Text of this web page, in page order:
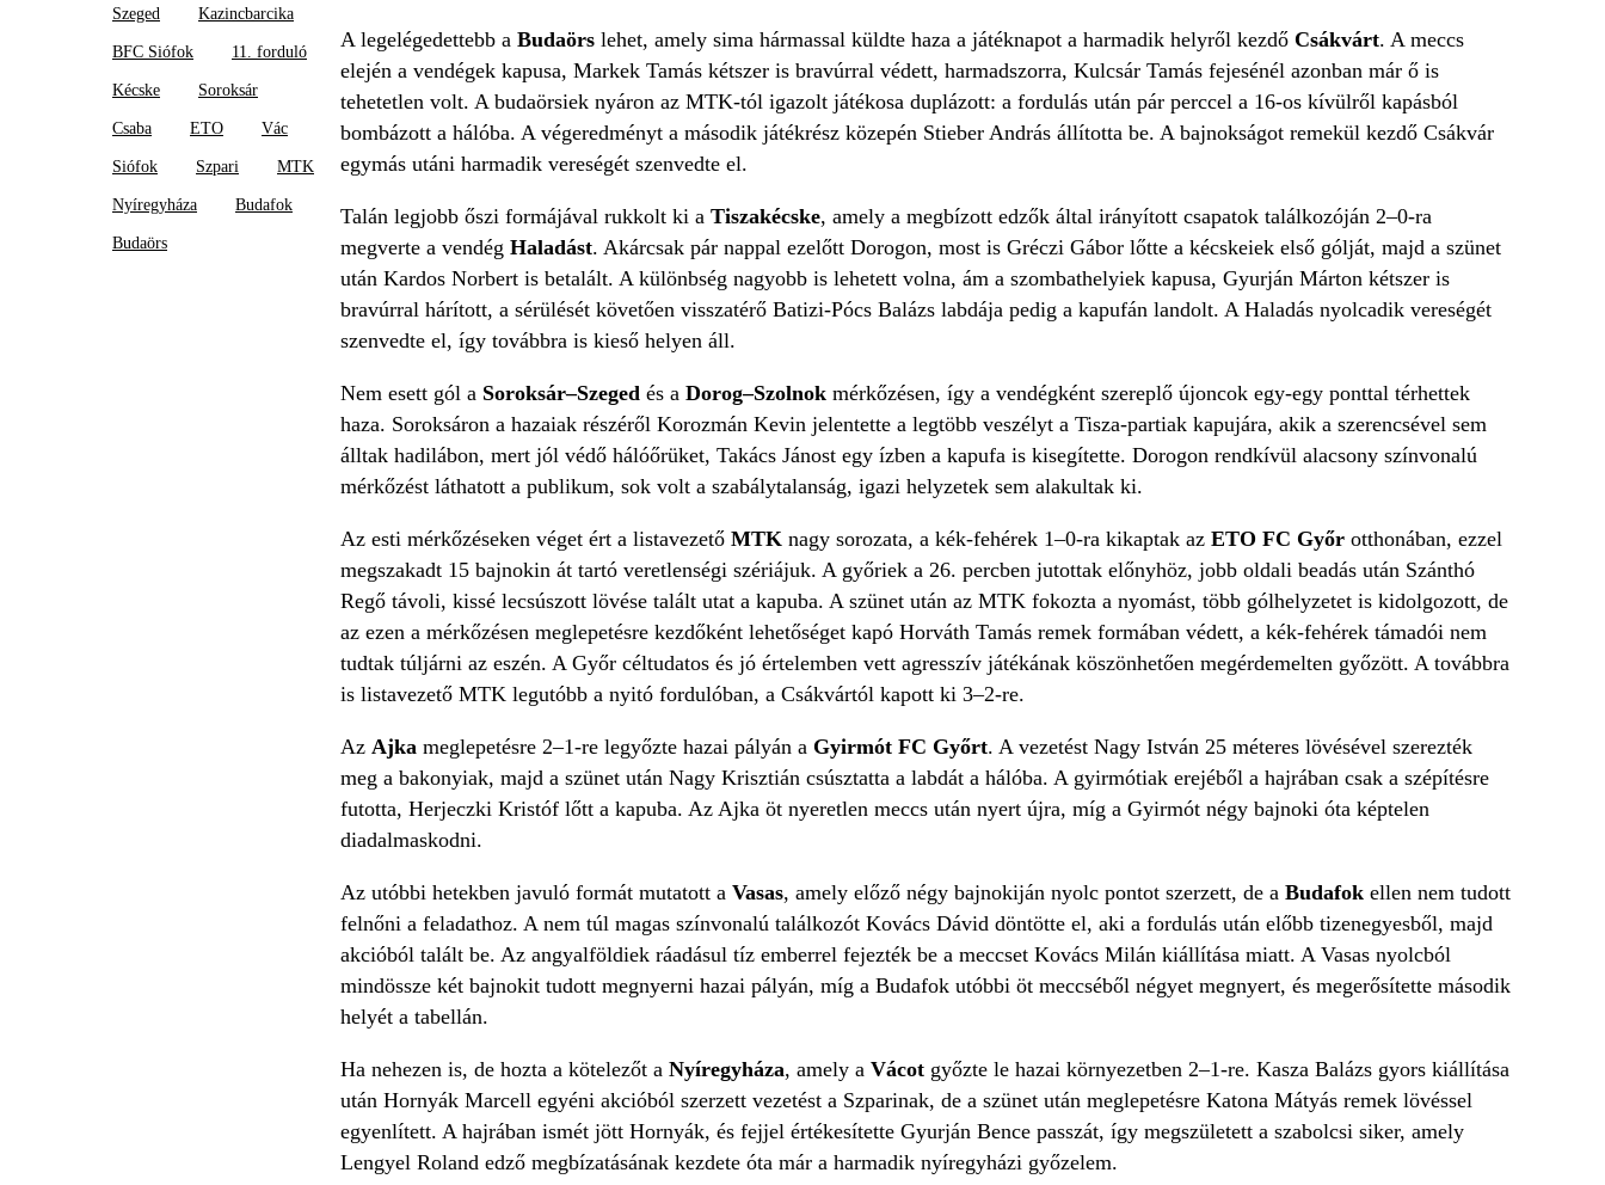
Szeged Kazincbarcika
BFC Siófok 11. forduló
Kécske Soroksár
Csaba ETO Vác
Siófok Szpari MTK
Nyíregyháza Budafok
Budaörs
A legelégedettebb a Budaörs lehet, amely sima hármassal küldte haza a játéknapot a harmadik helyről kezdő Csákvárt. A meccs
elején a vendégek kapusa, Markek Tamás kétszer is bravúrral védett, harmadszorra, Kulcsár Tamás fejesénél azonban már ő is
tehetetlen volt. A budaörsiek nyáron az MTK-tól igazolt játékosa duplázott: a fordulás után pár perccel a 16-os kívülről kapásból
bombázott a hálóba. A végeredményt a második játékrész közepén Stieber András állította be. A bajnokságot remekül kezdő Csákvár
egymás utáni harmadik vereségét szenvedte el.
Talán legjobb őszi formájával rukkolt ki a Tiszakécske, amely a megbízott edzők által irányított csapatok találkozóján 2–0-ra
megverte a vendég Haladást. Akárcsak pár nappal ezelőtt Dorogon, most is Gréczi Gábor lőtte a kécskeiek első gólját, majd a szünet
után Kardos Norbert is betalált. A különbség nagyobb is lehetett volna, ám a szombathelyiek kapusa, Gyurján Márton kétszer is
bravúrral hárított, a sérülését követően visszatérő Batizi-Pócs Balázs labdája pedig a kapufán landolt. A Haladás nyolcadik vereségét
szenvedte el, így továbbra is kieső helyen áll.
Nem esett gól a Soroksár–Szeged és a Dorog–Szolnok mérkőzésen, így a vendégként szereplő újoncok egy-egy ponttal térhettek
haza. Soroksáron a hazaiak részéről Korozmán Kevin jelentette a legtöbb veszélyt a Tisza-partiak kapujára, akik a szerencsével sem
álltak hadilábon, mert jól védő hálóőrüket, Takács Jánost egy ízben a kapufa is kisegítette. Dorogon rendkívül alacsony színvonalú
mérkőzést láthatott a publikum, sok volt a szabálytalanság, igazi helyzetek sem alakultak ki.
Az esti mérkőzéseken véget ért a listavezető MTK nagy sorozata, a kék-fehérek 1–0-ra kikaptak az ETO FC Győrotthonában, ezzel
megszakadt 15 bajnokin át tartó veretlenségi szériájuk. A győriek a 26. percben jutottak előnyhöz, jobb oldali beadás után Szánthó
Regő távoli, kissé lecsúszott lövése talált utat a kapuba. A szünet után az MTK fokozta a nyomást, több gólhelyzetet is kidolgozott, de
az ezen a mérkőzésen meglepetésre kezdőként lehetőséget kapó Horváth Tamás remek formában védett, a kék-fehérek támadói nem
tudtak túljárni az eszén. A Győr céltudatos és jó értelemben vett agresszív játékának köszönhetően megérdemelten győzött. A továbbra
is listavezető MTK legutóbb a nyitó fordulóban, a Csákvártól kapott ki 3–2-re.
Az Ajka meglepetésre 2–1-re legyőzte hazai pályán a Gyirmót FC Győrt. A vezetést Nagy István 25 méteres lövésével szerezték
meg a bakonyiak, majd a szünet után Nagy Krisztián csúsztatta a labdát a hálóba. A gyirmótiak erejéből a hajrában csak a szépítésre
futotta, Herjeczki Kristóf lőtt a kapuba. Az Ajka öt nyeretlen meccs után nyert újra, míg a Gyirmót négy bajnoki óta képtelen
diadalmaskodni.
Az utóbbi hetekben javuló formát mutatott a Vasas, amely előző négy bajnokiján nyolc pontot szerzett, de a Budafok ellen nem tudott
felnőni a feladathoz. A nem túl magas színvonalú találkozót Kovács Dávid döntötte el, aki a fordulás után előbb tizenegyesből, majd
akcióból talált be. Az angyalföldiek ráadásul tíz emberrel fejezték be a meccset Kovács Milán kiállítása miatt. A Vasas nyolcból
mindössze két bajnokit tudott megnyerni hazai pályán, míg a Budafok utóbbi öt meccséből négyet megnyert, és megerősítette második
helyét a tabellán.
Ha nehezen is, de hozta a kötelezőt a Nyíregyháza, amely a Vácotgyőzte le hazai környezetben 2–1-re. Kasza Balázs gyors kiállítása
után Hornyák Marcell egyéni akcióból szerzett vezetést a Szparinak, de a szünet után meglepetésre Katona Mátyás remek lövéssel
egyenlített. A hajrában ismét jött Hornyák, és fejjel értékesítette Gyurján Bence passzát, így megszületett a szabolcsi siker, amely
Lengyel Roland edző megbízatásának kezdete óta már a harmadik nyíregyházi győzelem.